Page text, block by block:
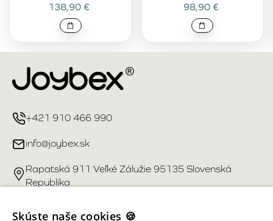
138,90 € 98,90 €
+421 910 466 990
info@joybex.sk
Rapatská 911 Veľké Zálužie 95135 Slovenská
Republika
Užitočné odkazy
Skúste naše cookies 🍪